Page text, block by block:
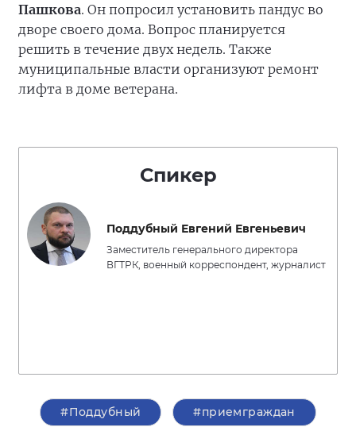
Пашкова. Он попросил установить пандус во
дворе своего дома. Вопрос планируется
решить в течение двух недель. Также
муниципальные власти организуют ремонт
лифта в доме ветерана.
Спикер
Поддубный Евгений Евгеньевич
Заместитель генерального директора
ВГТРК, военный корреспондент, журналист
#Поддубный #приемграждан